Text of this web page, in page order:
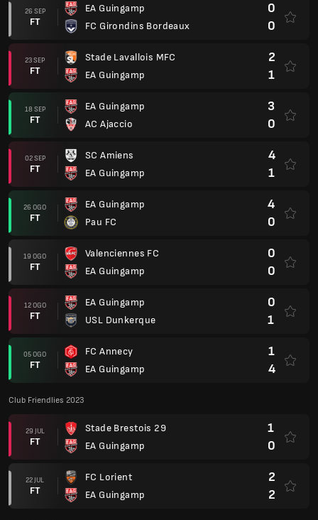
26 SEP
FT
EA Guingamp
FC Girondins Bordeaux
0
0
23 SEP
FT
Stade Lavallois MFC
EA Guingamp
2
1
18 SEP
FT
EA Guingamp
AC Ajaccio
3
0
02 SEP
FT
SC Amiens
EA Guingamp
4
1
26 OGO
FT
EA Guingamp
Pau FC
4
0
19 OGO
FT
Valenciennes FC
EA Guingamp
0
0
12 OGO
FT
EA Guingamp
USL Dunkerque
0
1
05 OGO
FT
FC Annecy
EA Guingamp
1
4
Club Friendlies 2023
29 JUL
FT
Stade Brestois 29
EA Guingamp
1
0
22 JUL
FT
FC Lorient
EA Guingamp
2
2